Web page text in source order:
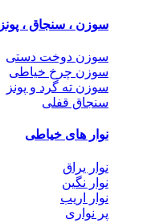
سوزن ، سنجاق ، پونز
سوزن دوخت دستی
سوزن چرخ خیاطی
سوزن ته گرد و پونز
سنجاق قفلی
نوار های خیاطی
نوار یراق
نوار نگین
نوار اریب
پر نواری